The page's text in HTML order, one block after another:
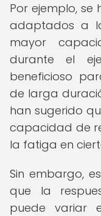
Por ejemplo,
adaptados a
mayor
durante el
beneficioso
de larga
han sugerido
capacidad de
la fatiga en
Sin embargo,
que la
puede variar